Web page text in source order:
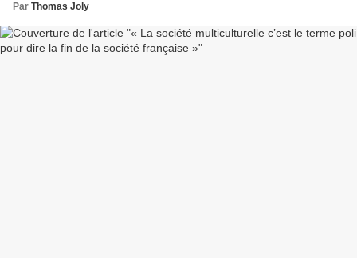
Par Thomas Joly